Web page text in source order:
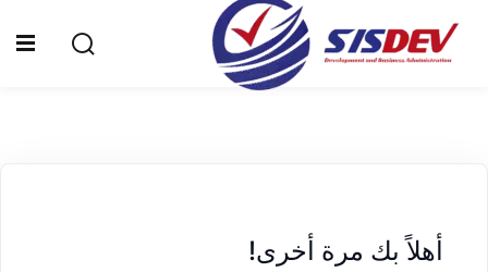
أهلاً بك مرة أخرى!
Sign in